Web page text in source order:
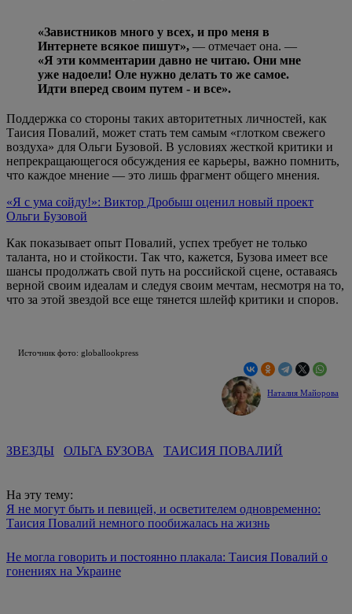
«Завистников много у всех, и про меня в
Интернете всякое пишут», — отмечает она. —
«Я эти комментарии давно не читаю. Они мне
уже надоели! Оле нужно делать то же самое.
Идти вперед своим путем - и все».
Поддержка со стороны таких авторитетных личностей, как
Таисия Повалий, может стать тем самым «глотком свежего
воздуха» для Ольги Бузовой. В условиях жесткой критики и
непрекращающегося обсуждения ее карьеры, важно помнить,
что каждое мнение — это лишь фрагмент общего мнения.
«Я с ума сойду!»: Виктор Дробыш оценил новый проект
Ольги Бузовой
Как показывает опыт Повалий, успех требует не только
таланта, но и стойкости. Так что, кажется, Бузова имеет все
шансы продолжать свой путь на российской сцене, оставаясь
верной своим идеалам и следуя своим мечтам, несмотря на то,
что за этой звездой все еще тянется шлейф критики и споров.
Источник фото: globallookpress
Наталия Майорова
ЗВЕЗДЫ ОЛЬГА БУЗОВА ТАИСИЯ ПОВАЛИЙ
На эту тему:
Я не могут быть и певицей, и осветителем одновременно:
Таисия Повалий немного пообижалась на жизнь
Не могла говорить и постоянно плакала: Таисия Повалий о
гонениях на Украине